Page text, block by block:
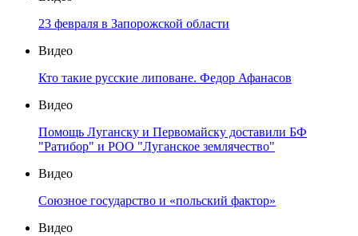
23 февраля в Запорожской области
Видео
Кто такие русские липоване. Федор Афанасов
Видео
Помощь Луганску и Первомайску доставили БФ
"Ратибор" и РОО "Луганское землячество"
Видео
Союзное государство и «польский фактор»
Видео